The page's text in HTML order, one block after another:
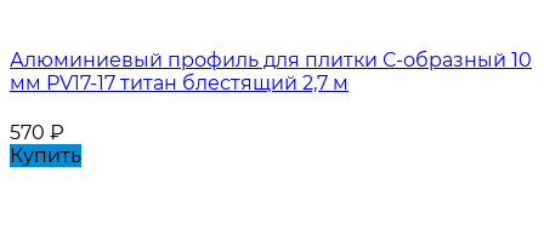
Алюминиевый профиль для плитки С-образный 10
мм PV17-17 титан блестящий 2,7 м
570 ₽
Купить